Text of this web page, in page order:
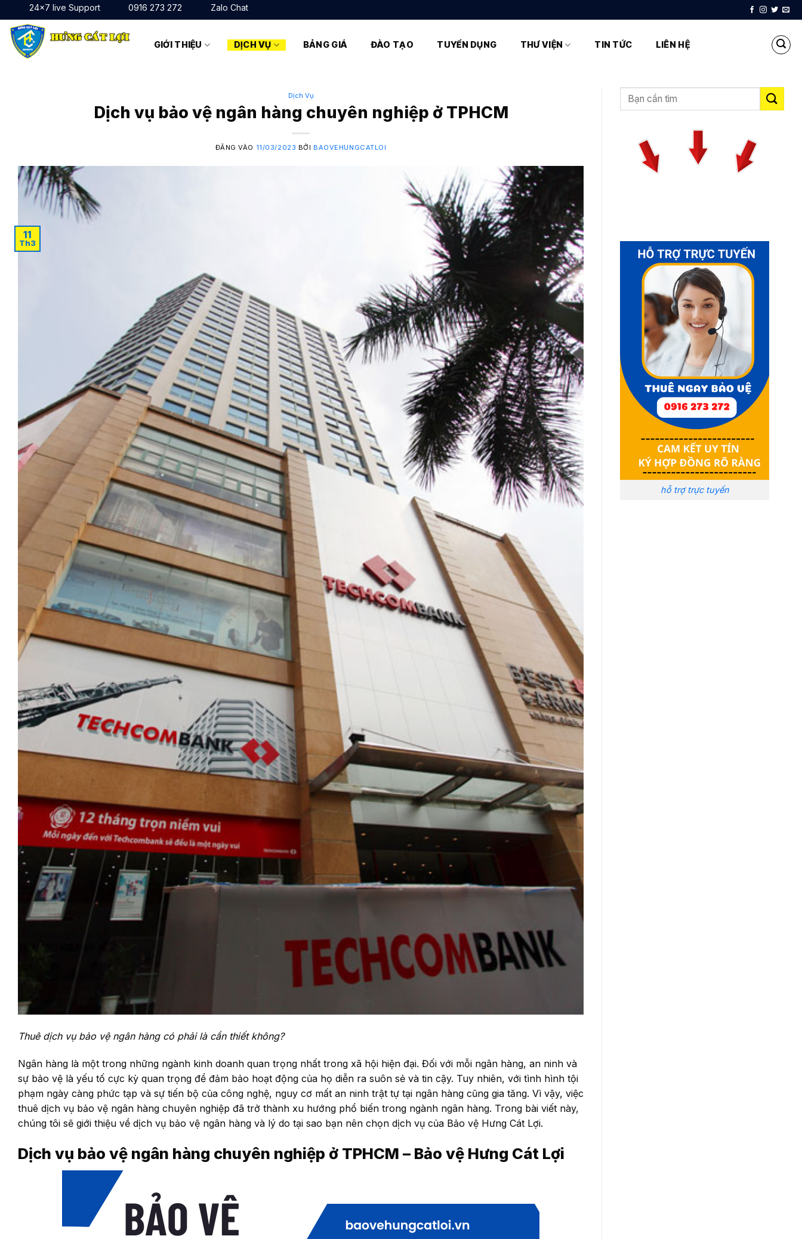
qua
nội
dung
24x7 live Support 0916 273 272 Zalo Chat
GIỚI THIỆU DỊCH VỤ BẢNG GIÁ ĐÀO TẠO TUYỂN DỤNG THƯ VIỆN TIN TỨC LIÊN HỆ
Dịch Vụ
Dịch vụ bảo vệ ngân hàng chuyên nghiệp ở TPHCM
ĐĂNG VÀO 11/03/2023 BỞI BAOVEHUNGCATLOI
11
Th3
Thuê dịch vụ bảo vệ ngân hàng có phải là cần thiết không?
Ngân hàng là một trong những ngành kinh doanh quan trọng nhất trong xã hội hiện đại. Đối với mỗi ngân hàng, an ninh và
sự bảo vệ là yếu tố cực kỳ quan trọng để đảm bảo hoạt động của họ diễn ra suôn sẻ và tin cậy. Tuy nhiên, với tình hình tội
phạm ngày càng phức tạp và sự tiến bộ của công nghệ, nguy cơ mất an ninh trật tự tại ngân hàng cũng gia tăng. Vì vậy, việc
thuê dịch vụ bảo vệ ngân hàng chuyên nghiệp đã trở thành xu hướng phổ biến trong ngành ngân hàng. Trong bài viết này,
chúng tôi sẽ giới thiệu về dịch vụ bảo vệ ngân hàng và lý do tại sao bạn nên chọn dịch vụ của Bảo vệ Hưng Cát Lợi.
Dịch vụ bảo vệ ngân hàng chuyên nghiệp ở TPHCM – Bảo vệ Hưng Cát Lợi
hỗ trợ trực tuyến